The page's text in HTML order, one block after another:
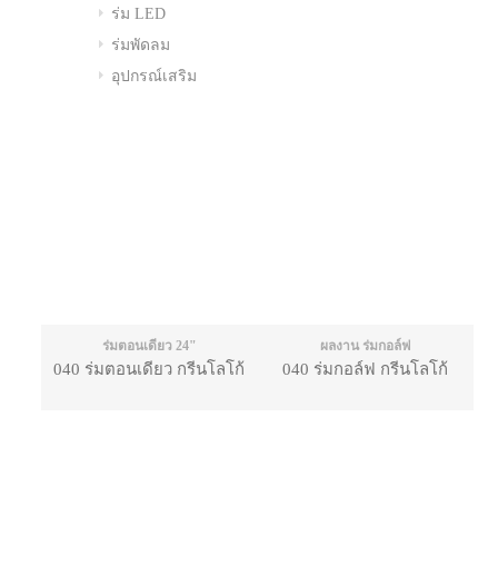
ร่ม LED
ร่มพัดลม
อุปกรณ์เสริม
ร่มตอนเดียว 24"
040 ร่มตอนเดียว กรีนโลโก้
ผลงาน ร่มกอล์ฟ
040 ร่มกอล์ฟ กรีนโลโก้